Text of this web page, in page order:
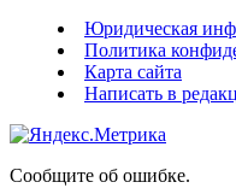
Юридическая
Политика
Карта сайта
Написать в
Сообщите об ошибке.